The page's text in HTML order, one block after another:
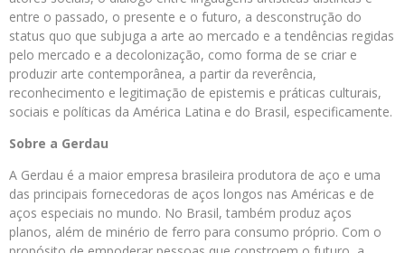
entre o passado, o presente e o futuro, a desconstrução do
status quo que subjuga a arte ao mercado e a tendências regidas
pelo mercado e a decolonização, como forma de se criar e
produzir arte contemporânea, a partir da reverência,
reconhecimento e legitimação de epistemis e práticas culturais,
sociais e políticas da América Latina e do Brasil, especificamente.
Sobre a Gerdau
A Gerdau é a maior empresa brasileira produtora de aço e uma
das principais fornecedoras de aços longos nas Américas e de
aços especiais no mundo. No Brasil, também produz aços
planos, além de minério de ferro para consumo próprio. Com o